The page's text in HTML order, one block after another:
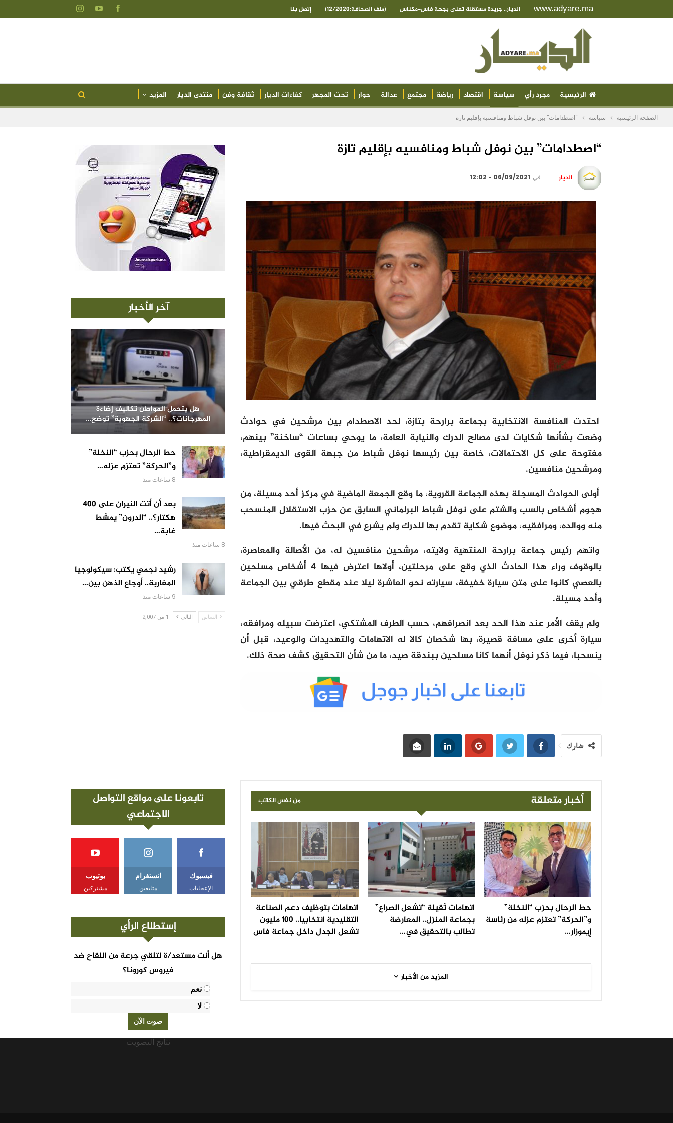
www.adyare.ma الديار.. جريدة مستقلة تعنى بجهة فاس-مكناس (ملف الصحافة:12/2020) إتصل بنا
الرئيسية مجرد رأي سياسة اقتصاد رياضة مجتمع عدالة حوار تحت المجهر كفاءات الديار ثقافة وفن منتدى الديار المزيد
الصفحة الرئيسية سياسة “اصطدامات” بين نوفل شباط ومنافسيه بإقليم تازة
“اصطدامات” بين نوفل شباط ومنافسيه بإقليم تازة
الديار في 06/09/2021 - 12:02
احتدت المنافسة الانتخابية بجماعة برارحة بتازة، لحد الاصطدام بين مرشحين في حوادث
وضعت بشأنها شكايات لدى مصالح الدرك والنيابة العامة، ما يوحي بساعات “ساخنة” بينهم،
مفتوحة على كل الاحتمالات، خاصة بين رئيسها نوفل شباط من جبهة القوى الديمقراطية،
ومرشحين منافسين.
أولى الحوادث المسجلة بهذه الجماعة القروية، ما وقع الجمعة الماضية في مركز أحد مسيلة، من
هجوم أشخاص بالسب والشتم على نوفل شباط البرلماني السابق عن حزب الاستقلال المنسحب
منه ووالده، ومرافقيه، موضوع شكاية تقدم بها للدرك ولم يشرع في البحث فيها.
واتهم رئيس جماعة برارحة المنتهية ولايته، مرشحين منافسين له، من الأصالة والمعاصرة،
بالوقوف وراء هذا الحادث الذي وقع على مرحلتين، أولاها اعترض فيها 4 أشخاص مسلحين
بالعصي كانوا على متن سيارة خفيفة، سيارته نحو العاشرة ليلا عند مقطع طرقي بين الجماعة
وأحد مسيلة.
ولم يقف الأمر عند هذا الحد بعد انصرافهم، حسب الطرف المشتكي، اعترضت سبيله ومرافقه،
سيارة أخرى على مسافة قصيرة، بها شخصان كالا له الاتهامات والتهديدات والوعيد، قبل أن
ينسحبا، فيما ذكر نوفل أنهما كانا مسلحين ببندقة صيد، ما من شأن التحقيق كشف صحة ذلك.
شارك
أخبار متعلقة من نفس الكاتب
حط الرحال بحزب “النخلة”
و”الحركة” تعتزم عزله من رئاسة
إيموزار…
اتهامات ثقيلة “تشعل الصراع”
بجماعة المنزل.. المعارضة
تطالب بالتحقيق في…
اتهامات بتوظيف دعم الصناعة
التقليدية انتخابيا.. 100 مليون
تشعل الجدل داخل جماعة فاس
المزيد من الأخبار
آخر الأخبار
هل يتحمل المواطن تكاليف إضاءة
المهرجانات؟.. “الشركة الجهوية” توضح…
حط الرحال بحزب “النخلة”
و”الحركة” تعتزم عزله…
8 ساعات منذ
بعد أن أتت النيران على 400
هكتار؟.. “الدرون” يمشط
غابة…
8 ساعات منذ
رشيد نجمي يكتب: سيكولوجيا
المغاربة.. أوجاع الذهن بين…
9 ساعات منذ
السابق التالي 1 من 2,007
تابعونا على مواقع التواصل
الاجتماعي
فيسبوك
الإعجابات
انستغرام
متابعين
يوتيوب
مشتركين
إستطلاع الرأي
هل أنت مستعد/ة لتلقي جرعة من اللقاح ضد
فيروس كورونا؟
نعم
لا
نتائج التصويت